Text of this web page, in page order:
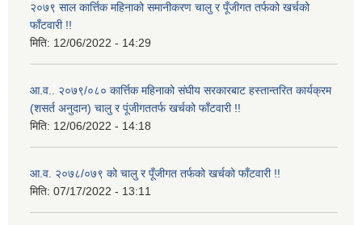
२०७९ साल कार्त्तिक महिनाको समानीकरण चालु र पूँजीगत तर्फको खर्चको
फाँटवारी !!
मिति: 12/06/2022 - 14:29
आ.व.. २०७९/०८० कार्त्तिक महिनाको संघीय सरकारबाट हस्तान्तरित कार्यक्रम
(शसर्त अनुदान) चालु र पूंजीगततर्फ खर्चको फाँटवारी !!
मिति: 12/06/2022 - 14:18
आ.व. २०७८/०७९ को चालु र पूँजीगत तर्फको खर्चको फाँटवारी !!
मिति: 07/17/2022 - 13:11